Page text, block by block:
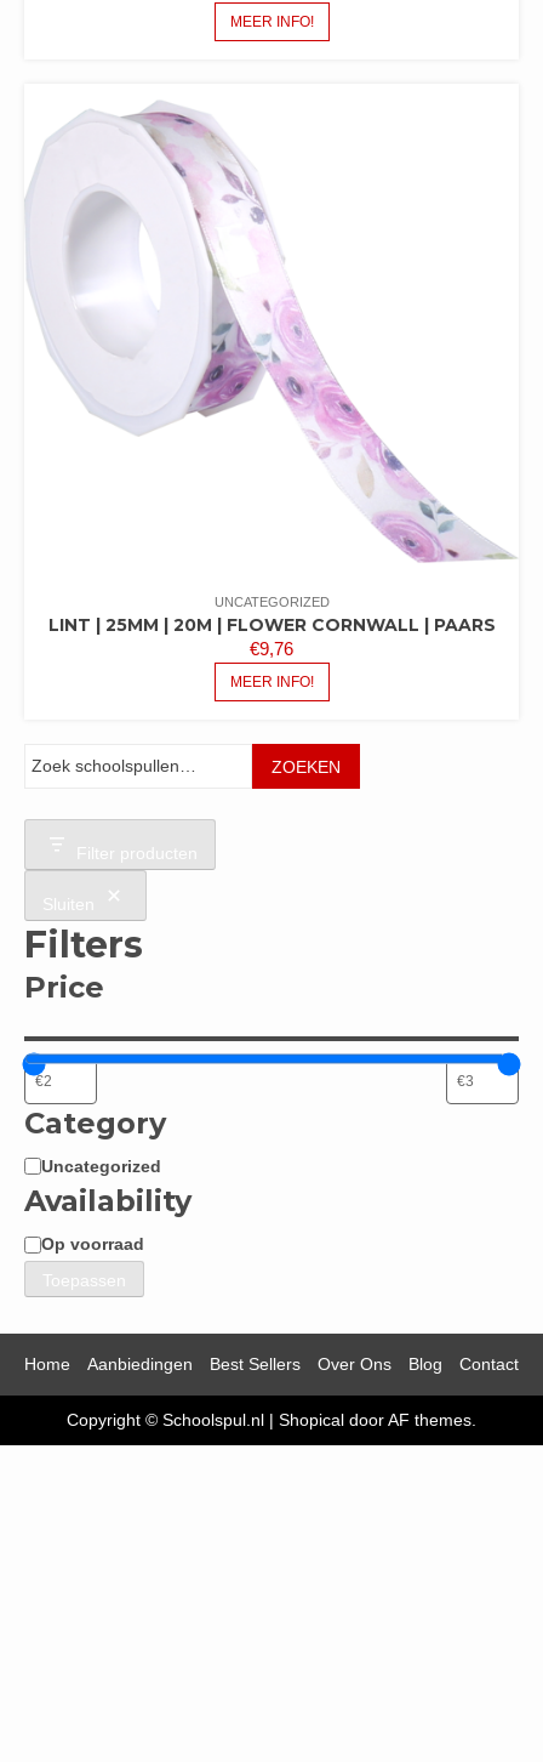
MEER INFO!
UNCATEGORIZED
LINT | 25MM | 20M | FLOWER CORNWALL | PAARS
€9,76
MEER INFO!
ZOEKEN
Filter producten
Sluiten
Filters
Price
Category
Categorie
Uncategorized
Availability
Beschikbaarheid
Op voorraad
Toepassen
Home Aanbiedingen Best Sellers Over Ons Blog Contact
Copyright © Schoolspul.nl | Shopical door AF themes.